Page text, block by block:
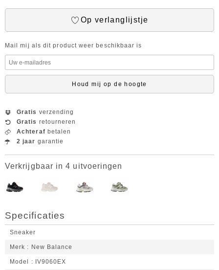
Op verlanglijstje
Mail mij als dit product weer beschikbaar is
Houd mij op de hoogte
Gratis verzending
Gratis retourneren
Achteraf betalen
2 jaar garantie
Verkrijgbaar in 4 uitvoeringen
Specificaties
Sneaker
Merk New Balance
Model IV9060EX